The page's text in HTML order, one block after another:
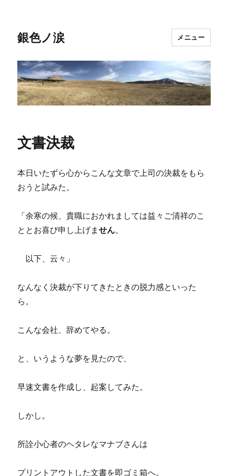
銀色ノ涙 メニュー
文書決裁
本日いたずら心からこんな文章で上司の決裁をもら
おうと試みた。
「余寒の候、貴職におかれましては益々ご清祥のこ
ととお喜び申し上げません。
以下、云々」
なんなく決裁が下りてきたときの脱力感といった
ら。
こんな会社、辞めてやる。
と、いうような夢を見たので、
早速文書を作成し、起案してみた。
しかし。
所詮小心者のヘタレなマナブさんは
プリントアウトした文書を即ゴミ箱へ。